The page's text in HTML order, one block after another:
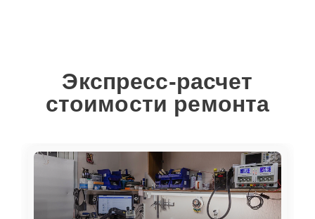
Экспресс-расчет
стоимости ремонта